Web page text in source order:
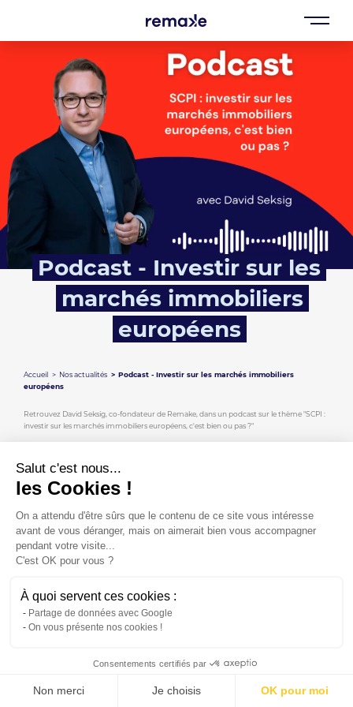
Podcast - Investir sur les
marchés immobiliers
européens
Accueil Nos actualités
Podcast - Investir sur les marchés immobiliers
européens
Retrouvez David Seksig, co-fondateur de Remake, dans un podcast sur le thème "SCPI :
investir sur les marchés immobiliers européens, c'est bien ou pas ?"
utm_source=share&utm_medium=member_desktop
S'abonner à la newsletter Contact
Salut c'est nous...
les Cookies !
On a attendu d'être sûrs que le contenu de ce site vous intéresse
avant de vous déranger, mais on aimerait bien vous accompagner
pendant votre visite...
C'est OK pour vous ?
À quoi servent ces cookies :
Partage de données avec Google
On vous présente nos cookies !
Consentements certifiés par
Non merci Je choisis OK pour moi